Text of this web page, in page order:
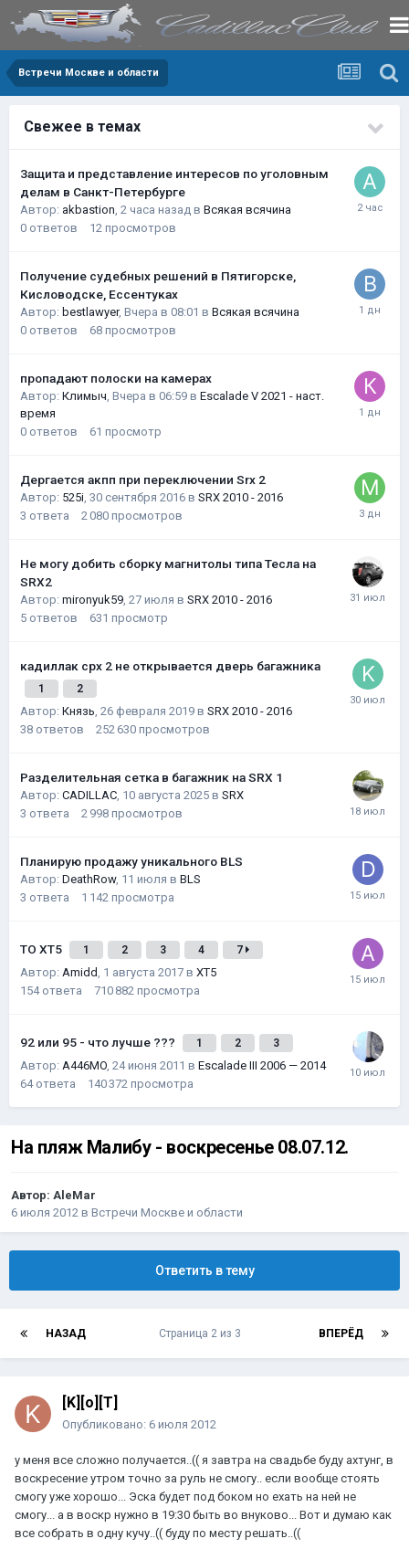
Встречи Москве и области
Свежее в темах
Защита и представление интересов по уголовным
делам в Санкт-Петербурге
Автор: akbastion, 2 часа назад в Всякая всячина
0 ответов 12 просмотров
Получение судебных решений в Пятигорске,
Кисловодске, Ессентуках
Автор: bestlawyer, Вчера в 08:01 в Всякая всячина
0 ответов 68 просмотров
пропадают полоски на камерах
Автор: Климыч, Вчера в 06:59 в Escalade V 2021 - наст.
время
0 ответов 61 просмотр
Дергается акпп при переключении Srx 2
Автор: 525i, 30 сентября 2016 в SRX 2010 - 2016
3 ответа 2 080 просмотров
Не могу добить сборку магнитолы типа Тесла на
SRX2
Автор: mironyuk59, 27 июля в SRX 2010 - 2016
5 ответов 631 просмотр
кадиллак срх 2 не открывается дверь багажника
1 2
Автор: Князь, 26 февраля 2019 в SRX 2010 - 2016
38 ответов 252 630 просмотров
Разделительная сетка в багажник на SRX 1
Автор: CADILLAC, 10 августа 2025 в SRX
3 ответа 2 998 просмотров
Планирую продажу уникального BLS
Автор: DeathRow, 11 июля в BLS
3 ответа 1 142 просмотра
ТО XT5 1 2 3 4 7
Автор: Amidd, 1 августа 2017 в XT5
154 ответа 710 882 просмотра
92 или 95 - что лучше ??? 1 2 3
Автор: A446MO, 24 июня 2011 в Escalade III 2006 — 2014
64 ответа 140 372 просмотра
На пляж Малибу - воскресенье 08.07.12.
Автор: AleMar
6 июля 2012 в Встречи Москве и области
Ответить в тему
НАЗАД ВПЕРЁД
Страница 2 из 3
[K][o][T]
Опубликовано: 6 июля 2012
у меня все сложно получается..(( я завтра на свадьбе буду ахтунг, в
воскресение утром точно за руль не смогу.. если вообще стоять
смогу уже хорошо... Эска будет под боком но ехать на ней не
смогу... а в воскр нужно в 19:30 быть во внуково... Вот и думаю как
все собрать в одну кучу..(( буду по месту решать..((